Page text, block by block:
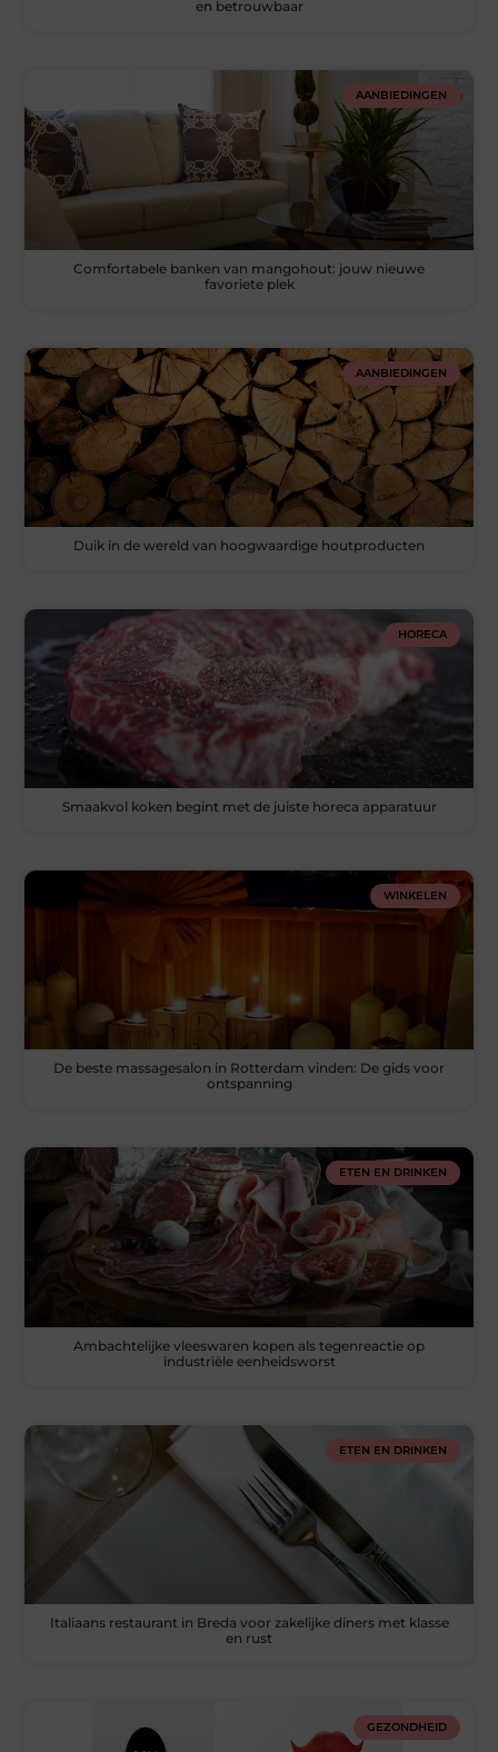
en betrouwbaar
AANBIEDINGEN
Comfortabele banken van mangohout: jouw nieuwe
favoriete plek
AANBIEDINGEN
Duik in de wereld van hoogwaardige houtproducten
HORECA
Smaakvol koken begint met de juiste horeca apparatuur
WINKELEN
De beste massagesalon in Rotterdam vinden: De gids voor
ontspanning
ETEN EN DRINKEN
Ambachtelijke vleeswaren kopen als tegenreactie op
industriële eenheidsworst
ETEN EN DRINKEN
Italiaans restaurant in Breda voor zakelijke diners met klasse
en rust
GEZONDHEID